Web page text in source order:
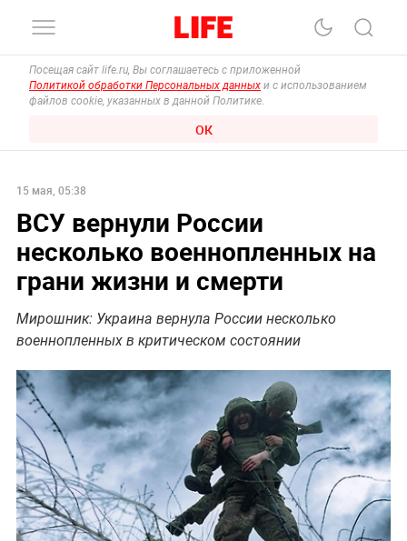
Посещая сайт life.ru, Вы соглашаетесь с приложенной
Политикой обработки Персональных данных и с использованием
файлов cookie, указанных в данной Политике.
ОК
15 мая, 05:38
ВСУ вернули России
несколько военнопленных на
грани жизни и смерти
Мирошник: Украина вернула России несколько
военнопленных в критическом состоянии